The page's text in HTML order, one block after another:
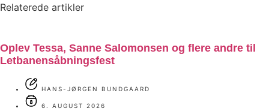
Relaterede artikler
Oplev Tessa, Sanne Salomonsen og flere andre til
Letbanensåbningsfest
HANS-JØRGEN BUNDGAARD
6. AUGUST 2026